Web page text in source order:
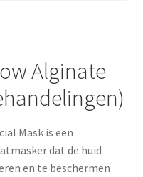
Alginate
Mask is een
dat de huid
en te beschermen